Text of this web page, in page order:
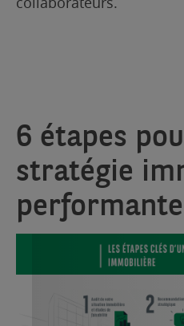
6 étapes
stratégie
performante